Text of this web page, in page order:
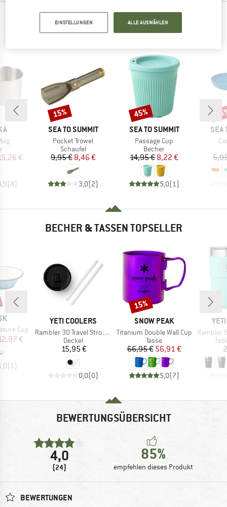
ANDERE BERGFREUNDE SCHAUTEN SICH AUCH
AN
Preis
€
(8)
MARKE
SEA TO SUMMIT
Artikel
Pocket Trowel
Produktgruppe
Schaufel
Preis
9,95 €reduzierter Preis
8,46 €
3,0(2)
Rabatt
15%
MARKE
SEA TO SUMMIT
Artikel
Passage Cup
Produktgruppe
Becher
Preis
14,95 €reduzierter Preis
8,22 €
5,0(1 )
Rabatt
45%
SEA
BECHER & TASSEN TOPSELLER
Cup
Preis
€
(1)
MARKE
YETI COOLERS
Artikel
Rambler 30 Travel Stronghold Mug Lid
Produktgruppe
Deckel
Preis
15,95 €
0,0(0)
MARKE
SNOW PEAK
Artikel
Titanium Double Wall Cup
Produktgruppe
Tasse
Preis
66,95 €reduzierter Preis
56,91 €
5,0(7)
Rabatt
15%
Artikel
Rambler 8
BEWERTUNGSÜBERSICHT
4,0
(24)
85%
empfehlen dieses Produkt
BEWERTUNGEN
EINSTELLUNGEN ALLE AUSWÄHLEN